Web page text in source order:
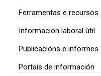
Ferramentas e recursos
Información laboral útil
Publicacións e informes
Portais de información